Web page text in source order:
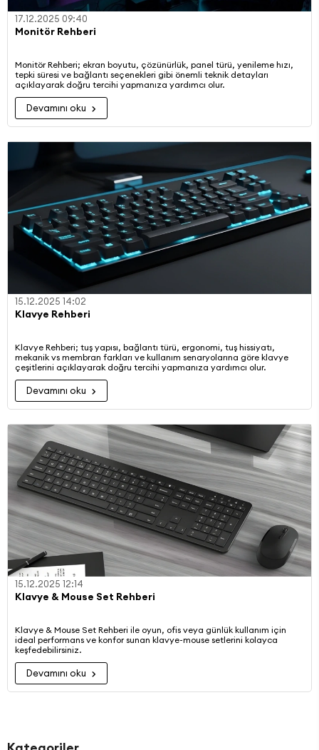
17.12.2025 09:40
Monitör Rehberi
Monitör Rehberi; ekran boyutu, çözünürlük, panel türü, yenileme hızı,
tepki süresi ve bağlantı seçenekleri gibi önemli teknik detayları
açıklayarak doğru tercihi yapmanıza yardımcı olur.
Devamını oku
15.12.2025 14:02
Klavye Rehberi
Klavye Rehberi; tuş yapısı, bağlantı türü, ergonomi, tuş hissiyatı,
mekanik vs membran farkları ve kullanım senaryolarına göre klavye
çeşitlerini açıklayarak doğru tercihi yapmanıza yardımcı olur.
Devamını oku
15.12.2025 12:14
Klavye & Mouse Set Rehberi
Klavye & Mouse Set Rehberi ile oyun, ofis veya günlük kullanım için
ideal performans ve konfor sunan klavye-mouse setlerini kolayca
keşfedebilirsiniz.
Devamını oku